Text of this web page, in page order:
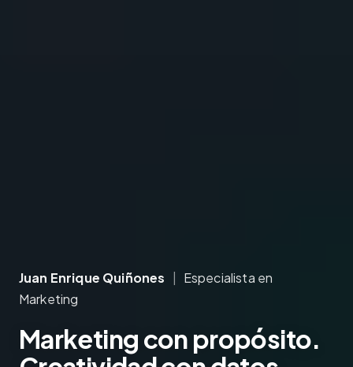
Juan Enrique Quiñones
Especialista en
Marketing
Marketing con propósito.